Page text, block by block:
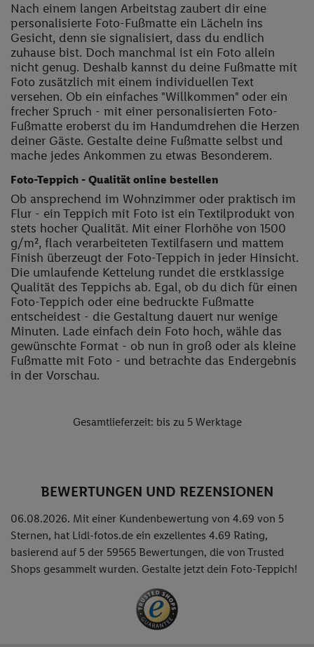
Nach einem langen Arbeitstag zaubert dir eine
personalisierte Foto-Fußmatte ein Lächeln ins
Gesicht, denn sie signalisiert, dass du endlich
zuhause bist. Doch manchmal ist ein Foto allein
nicht genug. Deshalb kannst du deine Fußmatte mit
Foto zusätzlich mit einem individuellen Text
versehen. Ob ein einfaches "Willkommen" oder ein
frecher Spruch - mit einer personalisierten Foto-
Fußmatte eroberst du im Handumdrehen die Herzen
deiner Gäste. Gestalte deine Fußmatte selbst und
mache jedes Ankommen zu etwas Besonderem.
Foto-Teppich - Qualität online bestellen
Ob ansprechend im Wohnzimmer oder praktisch im
Flur - ein Teppich mit Foto ist ein Textilprodukt von
stets hocher Qualität. Mit einer Florhöhe von 1500
g/m², flach verarbeiteten Textilfasern und mattem
Finish überzeugt der Foto-Teppich in jeder Hinsicht.
Die umlaufende Kettelung rundet die erstklassige
Qualität des Teppichs ab. Egal, ob du dich für einen
Foto-Teppich oder eine bedruckte Fußmatte
entscheidest - die Gestaltung dauert nur wenige
Minuten. Lade einfach dein Foto hoch, wähle das
gewünschte Format - ob nun in groß oder als kleine
Fußmatte mit Foto - und betrachte das Endergebnis
in der Vorschau.
BEWERTUNGEN UND REZENSIONEN
06.08.2026. Mit einer Kundenbewertung von 4.69 von 5
Sternen, hat Lidl-fotos.de ein exzellentes 4.69 Rating,
basierend auf 5 der 59565 Bewertungen, die von Trusted
Shops gesammelt wurden. Gestalte jetzt dein Foto-Teppich!
Gesamtlieferzeit: bis zu 5 Werktage